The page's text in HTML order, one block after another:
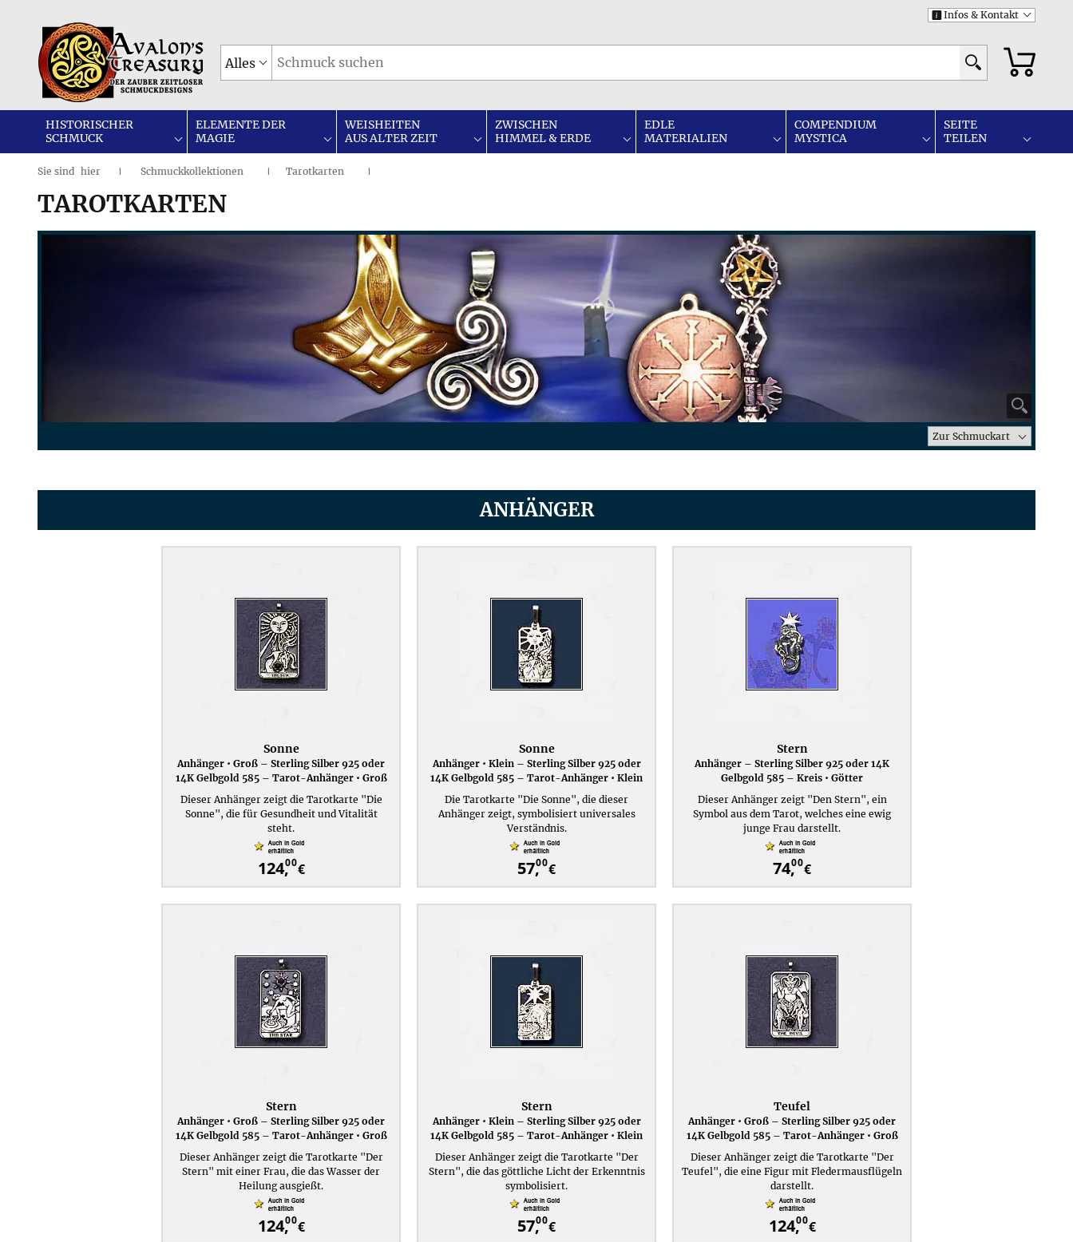
i Infos & Kontakt
Alles
HISTORISCHER
SCHMUCK
ELEMENTE DER
MAGIE
WEISHEITEN
AUS ALTER ZEIT
ZWISCHEN
HIMMEL & ERDE
EDLE
MATERIALIEN
COMPENDIUM
MYSTICA
SEITE
TEILEN
Sie sind hier | Schmuckkollektionen I Tarotkarten I
TAROTKARTEN
⚲
Zur Schmuckart
ANHÄNGER
Sonne
Anhänger • Groß – Sterling Silber 925 oder
14K Gelbgold 585 – Tarot-Anhänger • Groß
Dieser Anhänger zeigt die Tarotkarte "Die
Sonne", die für Gesundheit und Vitalität
steht.
124,00€
Sonne
Anhänger • Klein – Sterling Silber 925 oder
14K Gelbgold 585 – Tarot-Anhänger • Klein
Die Tarotkarte "Die Sonne", die dieser
Anhänger zeigt, symbolisiert universales
Verständnis.
57,00€
Stern
Anhänger – Sterling Silber 925 oder 14K
Gelbgold 585 – Kreis • Götter
Dieser Anhänger zeigt "Den Stern", ein
Symbol aus dem Tarot, welches eine ewig
junge Frau darstellt.
74,00€
Stern
Anhänger • Groß – Sterling Silber 925 oder
14K Gelbgold 585 – Tarot-Anhänger • Groß
Dieser Anhänger zeigt die Tarotkarte "Der
Stern" mit einer Frau, die das Wasser der
Heilung ausgießt.
124,00€
Stern
Anhänger • Klein – Sterling Silber 925 oder
14K Gelbgold 585 – Tarot-Anhänger • Klein
Dieser Anhänger zeigt die Tarotkarte "Der
Stern", die das göttliche Licht der Erkenntnis
symbolisiert.
57,00€
Teufel
Anhänger • Groß – Sterling Silber 925 oder
14K Gelbgold 585 – Tarot-Anhänger • Groß
Dieser Anhänger zeigt die Tarotkarte "Der
Teufel", die eine Figur mit Fledermausflügeln
darstellt.
124,00€